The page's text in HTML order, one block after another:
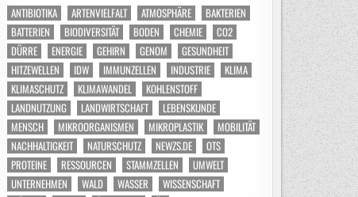
ANTIBIOTIKA ARTENVIELFALT ATMOSPHÄRE
BAKTERIEN
BATTERIEN
BIODIVERSITÄT BODEN CHEMIE
CO2
DÜRRE
ENERGIE GEHIRN GENOM
GESUNDHEIT
HITZEWELLEN
IDW IMMUNZELLEN INDUSTRIE
KLIMA
KLIMASCHUTZ
KLIMAWANDEL
KOHLENSTOFF
LANDNUTZUNG
LANDWIRTSCHAFT
LEBENSKUNDE
MENSCH
MIKROORGANISMEN MIKROPLASTIK
MOBILITÄT
NACHHALTIGKEIT
NATURSCHUTZ NEWZS.DE
OTS
PROTEINE
RESSOURCEN STAMMZELLEN
UMWELT
UNTERNEHMEN
WALD WASSER
WISSENSCHAFT